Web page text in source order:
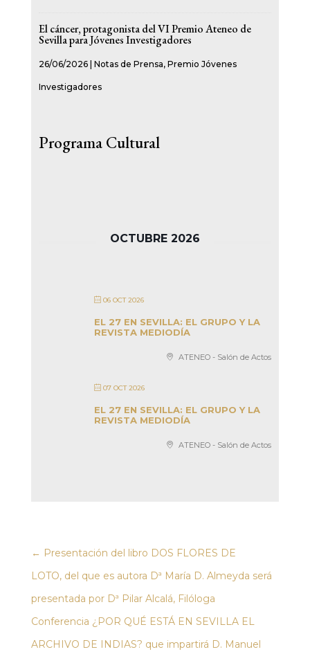
El cáncer, protagonista del VI Premio Ateneo de
Sevilla para Jóvenes Investigadores
26/06/2026| Notas de Prensa, Premio Jóvenes
Investigadores
Programa Cultural
OCTUBRE 2026
06 OCT 2026
EL 27 EN SEVILLA: EL GRUPO Y LA
REVISTA MEDIODÍA
ATENEO - Salón de Actos
07 OCT 2026
EL 27 EN SEVILLA: EL GRUPO Y LA
REVISTA MEDIODÍA
ATENEO - Salón de Actos
← Presentación del libro DOS FLORES DE
LOTO, del que es autora Dª María D. Almeyda será
presentada por Dª Pilar Alcalá, Filóloga
Conferencia ¿POR QUÉ ESTÁ EN SEVILLA EL
ARCHIVO DE INDIAS? que impartirá D. Manuel